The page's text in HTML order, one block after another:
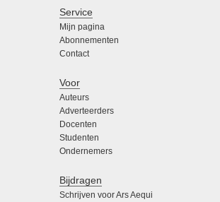
Service
Mijn pagina
Abonnementen
Contact
Voor
Auteurs
Adverteerders
Docenten
Studenten
Ondernemers
Bijdragen
Schrijven voor Ars Aequi